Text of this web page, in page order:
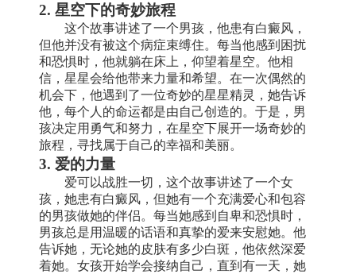
2. 星空下的奇妙旅程
这个故事讲述了一个男孩，他患有白癜风，
但他并没有被这个病症束缚住。每当他感到困扰
和恐惧时，他就躺在床上，仰望着星空。他相
信，星星会给他带来力量和希望。在一次偶然的
机会下，他遇到了一位奇妙的星星精灵，她告诉
他，每个人的命运都是由自己创造的。于是，男
孩决定用勇气和努力，在星空下展开一场奇妙的
旅程，寻找属于自己的幸福和美丽。
3. 爱的力量
爱可以战胜一切，这个故事讲述了一个女
孩，她患有白癜风，但她有一个充满爱心和包容
的男孩做她的伴侣。每当她感到自卑和恐惧时，
男孩总是用温暖的话语和真挚的爱来安慰她。他
告诉她，无论她的皮肤有多少白斑，他依然深爱
着她。女孩开始学会接纳自己，直到有一天，她